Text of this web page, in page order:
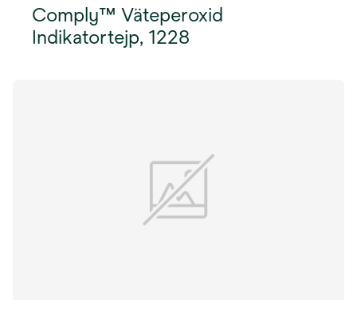
Comply™ Väteperoxid
Indikatortejp, 1228